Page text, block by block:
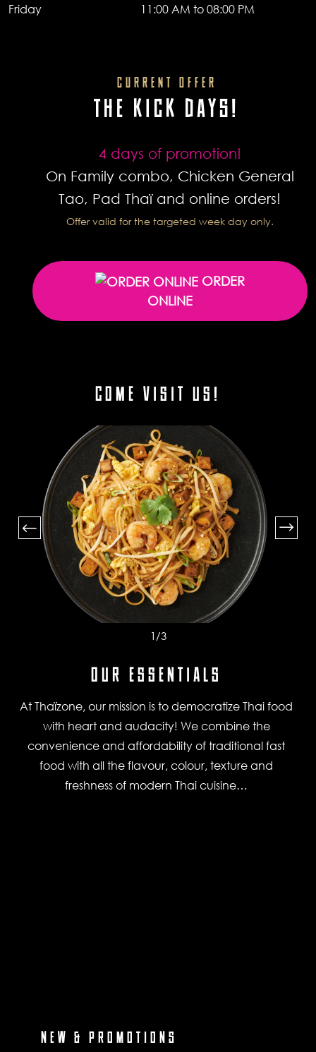
Friday
11:00 AM to 08:00 PM
CURRENT OFFER
THE KICK DAYS!
4 days of promotion!
On Family combo, Chicken General
Tao, Pad Thaï and online orders!
Offer valid for the targeted week day only.
ORDER
ONLINE
COME VISIT US!
1 /3
OUR ESSENTIALS
At Thaïzone, our mission is to democratize Thai food
with heart and audacity! We combine the
convenience and affordability of traditional fast
food with all the flavour, colour, texture and
freshness of modern Thai cuisine…
NEW & PROMOTIONS